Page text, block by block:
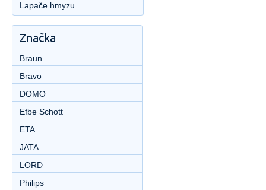
Lapače hmyzu
Značka
Braun
Bravo
DOMO
Efbe Schott
ETA
JATA
LORD
Philips